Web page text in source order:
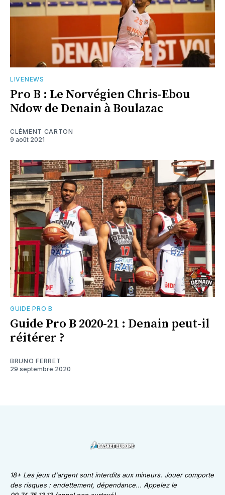
LIVENEWS
Pro B : Le Norvégien Chris-Ebou
Ndow de Denain à Boulazac
CLÉMENT CARTON
9 août 2021
GUIDE PRO B
Guide Pro B 2020-21 : Denain peut-il
réitérer ?
BRUNO FERRET
29 septembre 2020
18+ Les jeux d'argent sont interdits aux mineurs. Jouer comporte
des risques : endettement, dépendance... Appelez le